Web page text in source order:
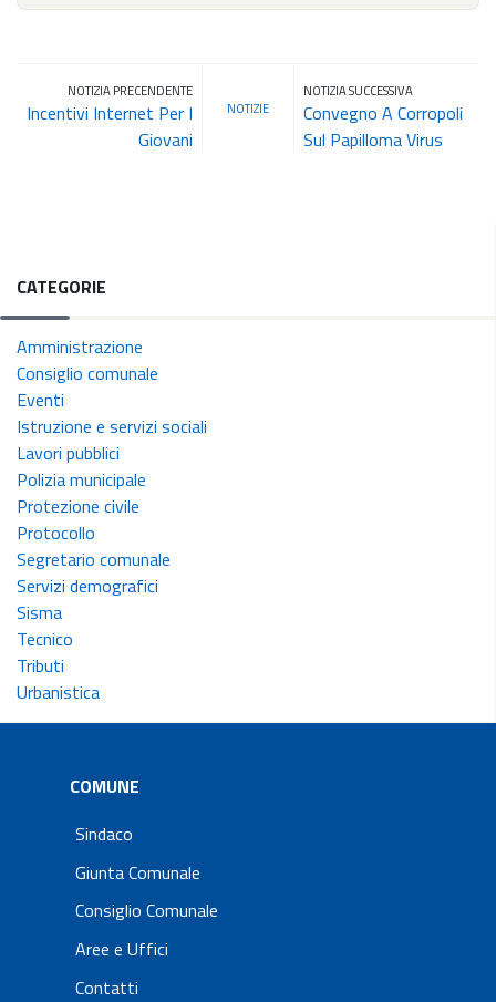
NOTIZIA PRECENDENTE
Incentivi Internet Per I
Giovani
NOTIZIE
NOTIZIA SUCCESSIVA
Convegno A Corropoli
Sul Papilloma Virus
CATEGORIE
Amministrazione
Consiglio comunale
Eventi
Istruzione e servizi sociali
Lavori pubblici
Polizia municipale
Protezione civile
Protocollo
Segretario comunale
Servizi demografici
Sisma
Tecnico
Tributi
Urbanistica
COMUNE
Sindaco
Giunta Comunale
Consiglio Comunale
Aree e Uffici
Contatti